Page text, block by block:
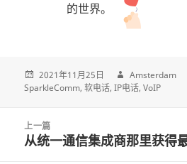
的世界。
2021年11月25日 Amsterdam
SparkleComm 软电话 IP电话 VoIP
navigation
上一篇
上
从统一通信集成商那里获得